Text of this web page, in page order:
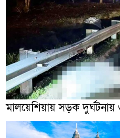
মালয়েশিয়ায় সড়ক দুর্ঘটনায়